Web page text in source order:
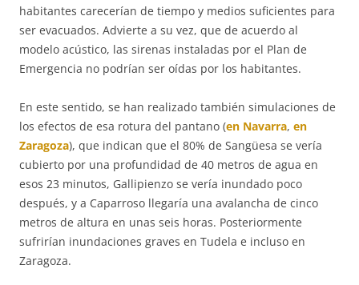
habitantes carecerían de tiempo y medios suficientes para
ser evacuados. Advierte a su vez, que de acuerdo al
modelo acústico, las sirenas instaladas por el Plan de
Emergencia no podrían ser oídas por los habitantes.
En este sentido, se han realizado también simulaciones de
los efectos de esa rotura del pantano (en Navarra, en
Zaragoza), que indican que el 80% de Sangüesa se vería
cubierto por una profundidad de 40 metros de agua en
esos 23 minutos, Gallipienzo se vería inundado poco
después, y a Caparroso llegaría una avalancha de cinco
metros de altura en unas seis horas. Posteriormente
sufrirían inundaciones graves en Tudela e incluso en
Zaragoza.